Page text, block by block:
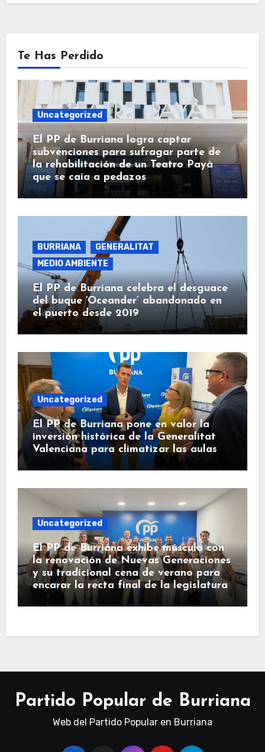
Te Has Perdido
Uncategorized
El PP de Burriana logra captar
subvenciones para sufragar parte de
la rehabilitación de un Teatro Payà
que se caía a pedazos
BURRIANA
GENERALITAT
MEDIO AMBIENTE
El PP de Burriana celebra el desguace
del buque ‘Oceander’ abandonado en
el puerto desde 2019
Uncategorized
El PP de Burriana pone en valor la
inversión histórica de la Generalitat
Valenciana para climatizar las aulas
Uncategorized
El PP de Burriana exhibe músculo con
la renovación de Nuevas Generaciones
y su tradicional cena de verano para
encarar la recta final de la legislatura
Partido Popular de Burriana
Web del Partido Popular en Burriana